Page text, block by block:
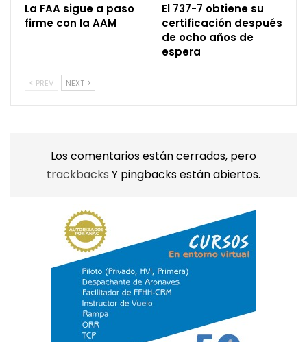
La FAA sigue a paso
firme con la AAM
El 737-7 obtiene su
certificación después
de ocho años de
espera
PREV NEXT
Los comentarios están cerrados, pero
trackbacks Y pingbacks están abiertos.